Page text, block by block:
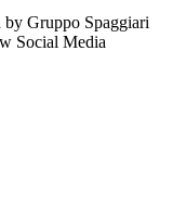
by Gruppo Spaggiari
Social Media